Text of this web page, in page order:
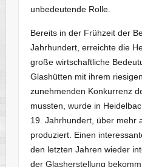
unbedeutende Rolle.
Bereits in der Frühzeit der
Jahrhundert, erreichte die
große wirtschaftliche
Glashütten mit ihrem
zunehmenden Konkurrenz
mussten, wurde in
19. Jahrhundert, über mehr
produziert. Einen
den letzten Jahren wieder
der Glasherstellung